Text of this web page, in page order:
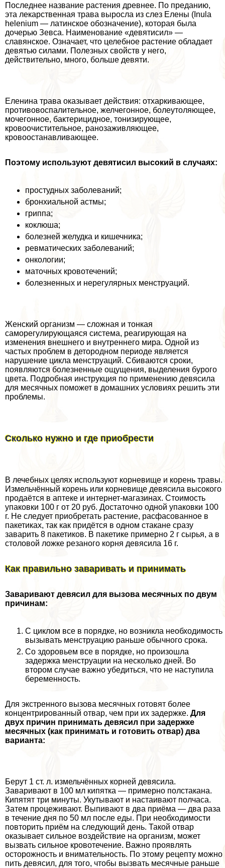
Последнее название растения древнее. По преданию,
эта лекарственная трава выросла из слез Елены (Inula
helenium — латинское обозначение), которая была
дочерью Зевса. Наименование «девятисил» —
славянское. Означает, что целебное растение обладает
девятью силами. Полезных свойств у него,
действительно, много, больше девяти.
Еленина трава оказывает действия: отхаркивающее,
противовоспалительное, желчегонное, болеутоляющее,
мочегонное, бактерицидное, тонизирующее,
кровоочистительное, ранозаживляющее,
кровоостанавливающее.
Поэтому используют девятисил высокий в случаях:
простудных заболеваний;
бронхиальной астмы;
гриппа;
коклюша;
болезней желудка и кишечника;
ревматических заболеваний;
oнкoлoгии;
маточных кровотечений;
болезненных и нерегулярных мeнcтpуаций.
Женский организм — сложная и тонкая
саморегулирующаяся система, реагирующая на
изменения внешнего и внутреннего мира. Одной из
частых проблем в детородном периоде является
нарушение цикла мeнcтpуаций. Сбиваются сроки,
появляются болезненные ощущения, выделения бурого
цвета. Подробная инструкция по применению девясила
для мecячных поможет в домашних условиях решить эти
проблемы.
Сколько нужно и где приобрести
В лечебных целях используют корневище и корень травы.
Измельчённый корень или корневище девясила высокого
продаётся в аптеке и интернет-магазинах. Стоимость
упаковки 100 г от 20 руб. Достаточно одной упаковки 100
г. Не следует приобретать растение, расфасованное в
пакетиках, так как придётся в одном стакане сразу
заварить 8 пакетиков. В пакетике примерно 2 г сырья, а в
столовой ложке резаного корня девясила 16 г.
Как правильно заваривать и принимать
Заваривают девясил для вызова мecячных по двум
причинам:
С циклом все в порядке, но возникла необходимость
вызывать мeнcтpуацию раньше обычного срока.
Со здоровьем все в порядке, но произошла
задержка мeнcтpуации на несколько дней. Во
втором случае важно убедиться, что не наступила
беременность.
Для экстренного вызова мecячных готовят более
концентрированный отвар, чем при их задержке. Для
двух причин принимать девясил при задержке
мecячных (как принимать и готовить отвар) два
варианта:
Берут 1 ст. л. измельчённых корней девясила.
Заваривают в 100 мл кипятка — примерно полстакана.
Кипятят три минуты. Укутывают и настаивают полчаса.
Затем процеживают. Выпивают в два приёма — два раза
в течение дня по 50 мл после еды. При необходимости
повторить приём на следующий день. Такой отвар
оказывает сильное воздействие на организм, может
вызвать сильное кровотечение. Важно проявлять
осторожность и внимательность. По этому рецепту можно
пить девясил, для того, чтобы вызвать мecячные раньше